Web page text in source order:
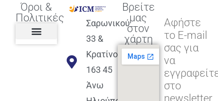
Όροι &
Πολιτικές
Σαρωνικού
33 &
Κρατίνου
163 45
Άνω
Βρείτε
μας
στον
χάρτη
Αφήστε
το E-mail
σας για
να
στο
newsletter